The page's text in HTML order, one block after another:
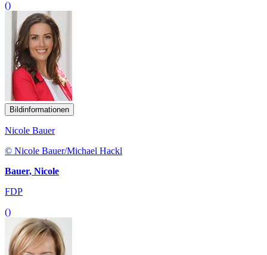
()
Bildinformationen
Nicole Bauer
© Nicole Bauer/Michael Hackl
Bauer, Nicole
FDP
()